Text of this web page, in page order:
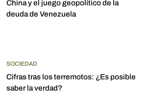
China y el juego geopolítico de la
deuda de Venezuela
SOCIEDAD
Cifras tras los terremotos: ¿Es posible
saber la verdad?